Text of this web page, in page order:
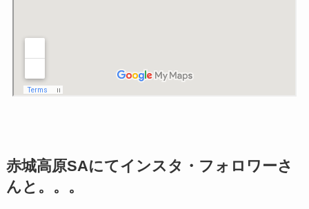
赤城高原SAにてインスタ・フォロワーさ
んと。。。